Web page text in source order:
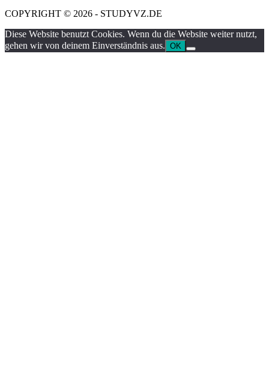
COPYRIGHT © 2026 - STUDYVZ.DE
Diese Website benutzt Cookies. Wenn du die Website weiter nutzt,
gehen wir von deinem Einverständnis aus. OK